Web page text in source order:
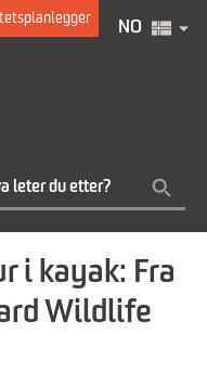
NO
i kayak: Fra
Wildlife